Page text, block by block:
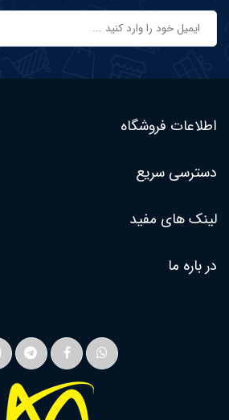
اطلاعات فروشگاه
دسترسی سریع
لینک های مفید
در باره ما